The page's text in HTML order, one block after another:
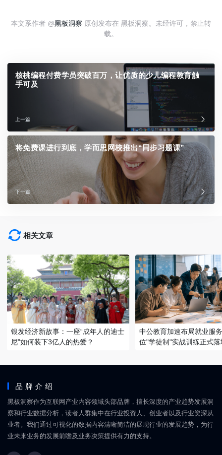
本文系作者 @黑板洞察 原创发布在 黑板洞察。未经许可，禁止转
载。
核桃编程付费学员突破百万，让优质的少儿编程教育触
手可及
上一篇
将免费课进行到底，学而思网校推出“同步习题课”
下一篇
相关文章
银发经济新故事：一座“成年人的迪士
尼”如何装下3亿人的热爱？
中公教育加速布局就业服
位"学徒制"实战训练正式落
品牌介绍
黑板洞察作为互联网产业内容领域头部品牌，擅长深度的产业趋势发展洞
察和行业数据分析，读者人群集中在行业投资人、创业者以及行业资深从
业者。我们通过可视化的数据内容清晰简洁的展现行业的发展趋势，为行
业未来业务的发展前瞻及业务决策提供有力的支持。